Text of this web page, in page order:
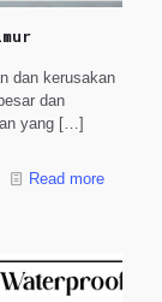
dan kerusakan
dan
yang […]
Read more